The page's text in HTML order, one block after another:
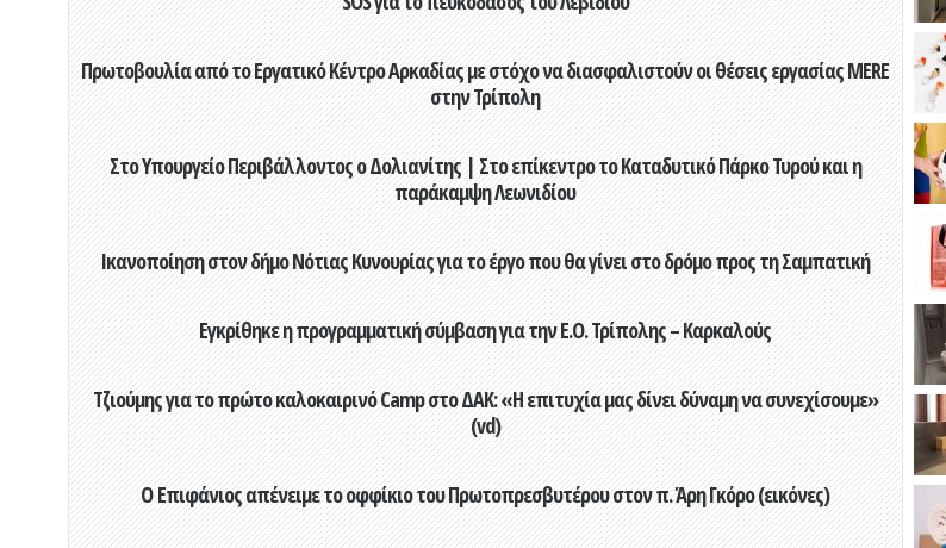
Πρωτοβουλία από το Εργατικό Κέντρο Αρκαδίας με στόχο να διασφαλιστούν οι θέσεις εργασίας MERE
στην Τρίπολη
Στο Υπουργείο Περιβάλλοντος ο Δολιανίτης | Στο επίκεντρο το Καταδυτικό Πάρκο Τυρού και η
παράκαμψη Λεωνιδίου
Ικανοποίηση στον δήμο Νότιας Κυνουρίας για το έργο που θα γίνει στο δρόμο προς τη Σαμπατική
Εγκρίθηκε η προγραμματική σύμβαση για την Ε.Ο. Τρίπολης – Καρκαλούς
Τζιούμης για το πρώτο καλοκαιρινό Camp στο ΔΑΚ: «Η επιτυχία μας δίνει δύναμη να συνεχίσουμε»
(vd)
Ο Επιφάνιος απένειμε το οφφίκιο του Πρωτοπρεσβυτέρου στον π. Άρη Γκόρο (εικόνες)